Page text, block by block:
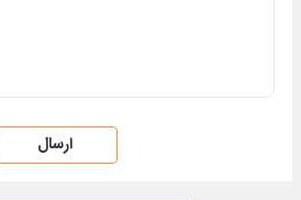
ارسال